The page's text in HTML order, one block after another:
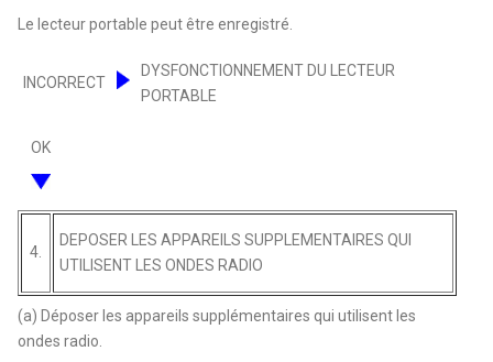
Le lecteur portable peut être enregistré.
INCORRECT
DYSFONCTIONNEMENT DU LECTEUR
PORTABLE
OK
4.
DEPOSER LES APPAREILS SUPPLEMENTAIRES QUI
UTILISENT LES ONDES RADIO
(a) Déposer les appareils supplémentaires qui utilisent les
ondes radio.